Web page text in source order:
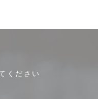
ください